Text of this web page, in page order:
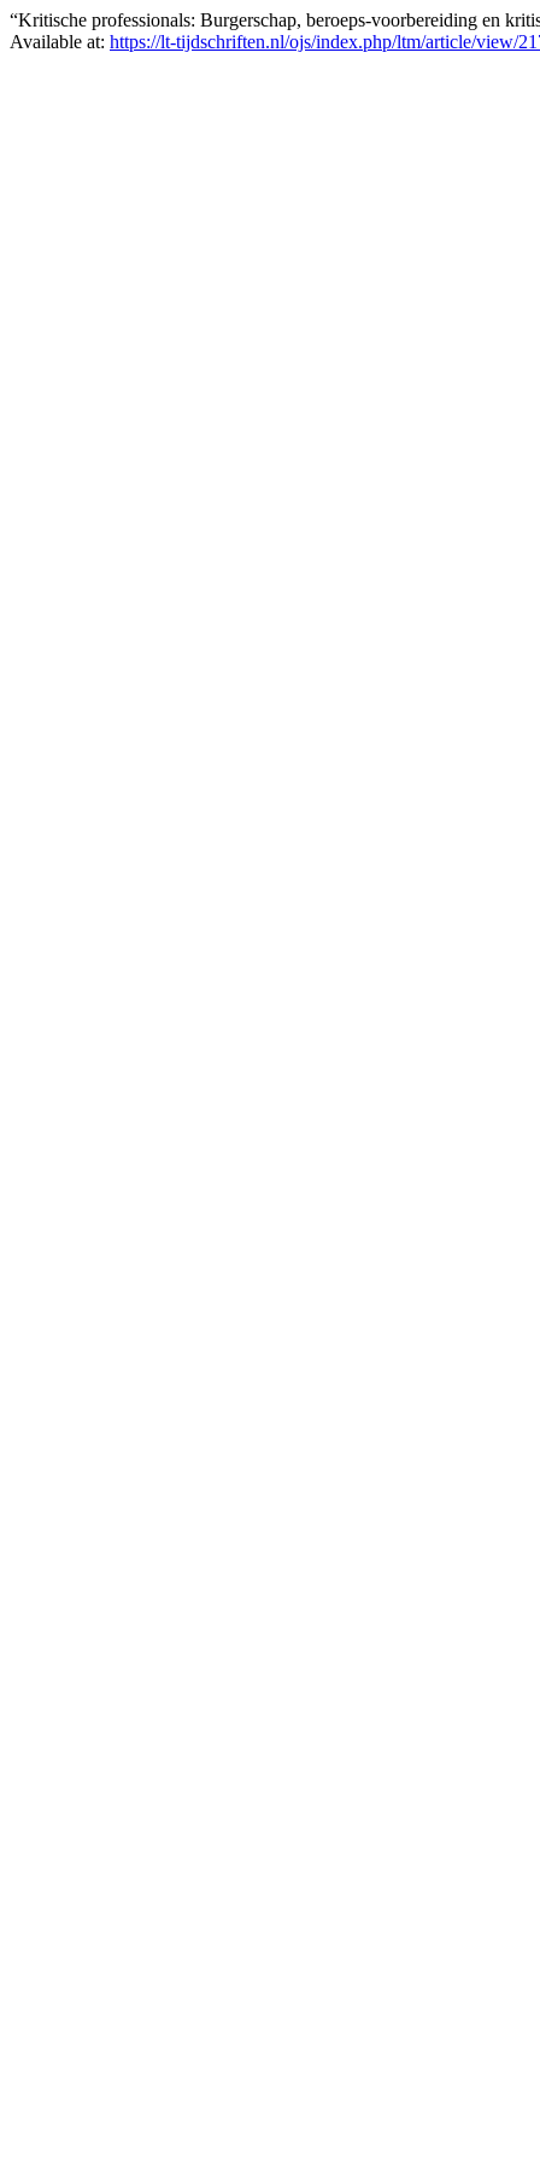
“Kritische professionals: Burgerschap, beroeps-voorbereiding en
Available at: https://lt-tijdschriften.nl/ojs/index.php/ltm/article/view/